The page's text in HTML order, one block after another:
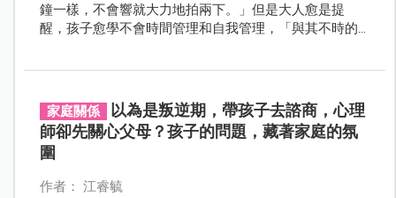
鐘一樣，不會響就大力地拍兩下。」但是大人愈是提
醒，孩子愈學不會時間管理和自我管理，「與其不時的
家庭關係
以為是叛逆期，帶孩子去諮商，心理
師卻先關心父母？孩子的問題，藏著家庭的氛
圍
作者： 江睿毓